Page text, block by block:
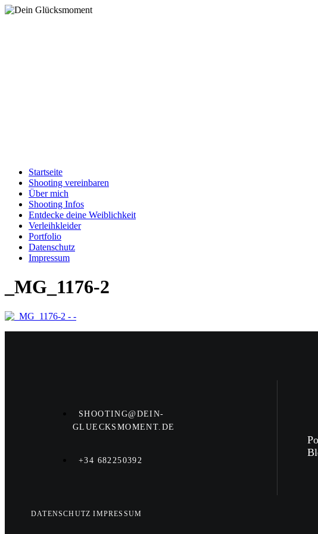
Startseite
Shooting vereinbaren
Über mich
Shooting Infos
Entdecke deine Weiblichkeit
Verleihkleider
Portfolio
Datenschutz
Impressum
_MG_1176-2
SHOOTING@DEIN-
GLUECKSMOMENT.DE
+34 682250392
DATENSCHUTZIMPRESSUM